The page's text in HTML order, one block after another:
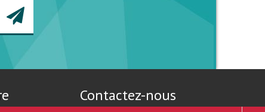
Contactez-nous